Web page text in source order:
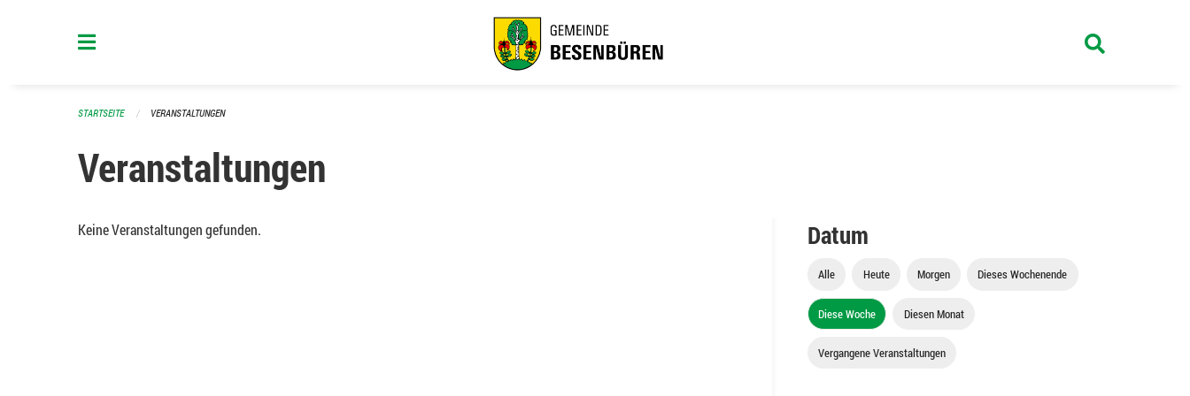
STARTSEITE VERANSTALTUNGEN
Veranstaltungen
Keine Veranstaltungen gefunden. Datum
Alle Heute Morgen Dieses Wochenende
Diese Woche Diesen Monat
Vergangene Veranstaltungen